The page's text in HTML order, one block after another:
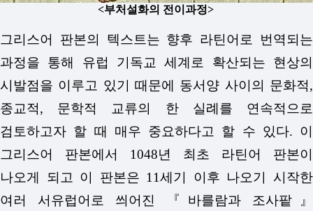
<부처설화의 전이과정>
그리스어 판본의 텍스트는 향후 라틴어로 번역되는
과정을 통해 유럽 기독교 세계로 확산되는 현상의
시발점을 이루고 있기 때문에 동서양 사이의 문화적,
종교적, 문학적 교류의 한 실례를 연속적으로
검토하고자 할 때 매우 중요하다고 할 수 있다. 이
그리스어 판본에서 1048년 최초 라틴어 판본이
나오게 되고 이 판본은 11세기 이후 나오기 시작한
여러 서유럽어로 씌어진 『바를람과 조사팥』